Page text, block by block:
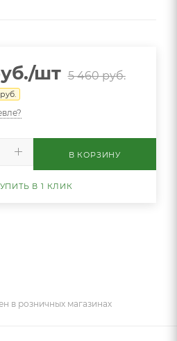
/шт 5 460руб.
В КОРЗИНУ
В 1 КЛИК
в розничных магазинах